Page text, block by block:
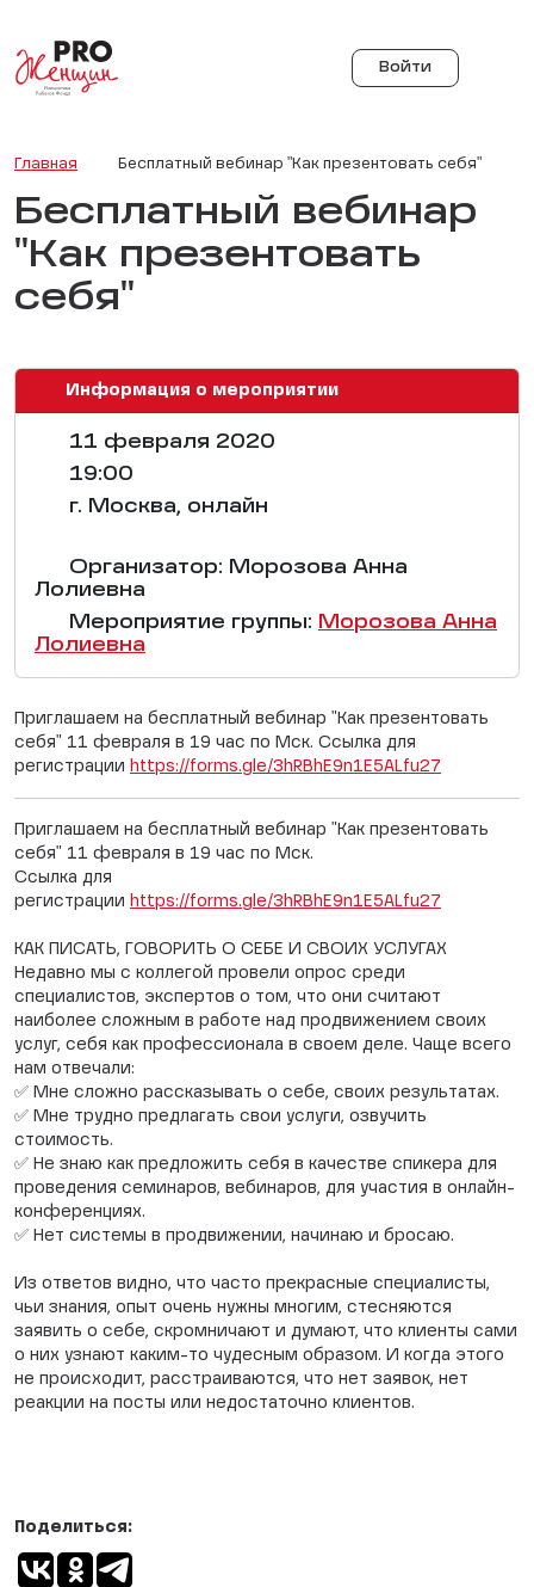
Войти
Главная Бесплатный вебинар "Как презентовать себя"
Бесплатный вебинар
"Как презентовать
себя"
Информация о мероприятии
11 февраля 2020
19:00
г. Москва, онлайн
Организатор: Морозова Анна
Лолиевна
Мероприятие группы: Морозова Анна
Лолиевна
Приглашаем на бесплатный вебинар "Как презентовать
себя" 11 февраля в 19 час по Мск. Ссылка для
регистрации https://forms.gle/3hRBhE9n1E5ALfu27
Приглашаем на бесплатный вебинар "Как презентовать
себя" 11 февраля в 19 час по Мск.
Ссылка для
регистрации https://forms.gle/3hRBhE9n1E5ALfu27
КАК ПИСАТЬ, ГОВОРИТЬ О СЕБЕ И СВОИХ УСЛУГАХ
Недавно мы с коллегой провели опрос среди
специалистов, экспертов о том, что они считают
наиболее сложным в работе над продвижением своих
услуг, себя как профессионала в своем деле. Чаще всего
нам отвечали:
✅ Мне сложно рассказывать о себе, своих результатах.
✅ Мне трудно предлагать свои услуги, озвучить
стоимость.
✅ Не знаю как предложить себя в качестве спикера для
проведения семинаров, вебинаров, для участия в онлайн-
конференциях.
✅ Нет системы в продвижении, начинаю и бросаю.
Из ответов видно, что часто прекрасные специалисты,
чьи знания, опыт очень нужны многим, стесняются
заявить о себе, скромничают и думают, что клиенты сами
о них узнают каким-то чудесным образом. И когда этого
не происходит, расстраиваются, что нет заявок, нет
реакции на посты или недостаточно клиентов.
Поделиться: